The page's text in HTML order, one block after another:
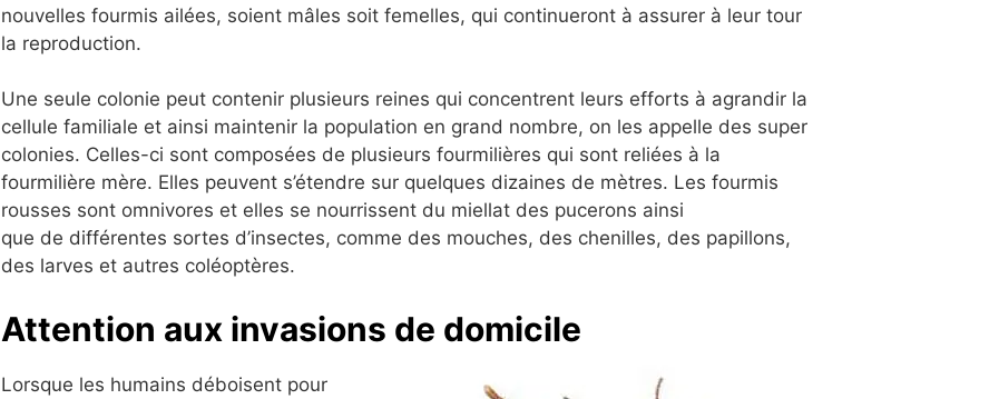
nouvelles fourmis ailées, soient mâles soit femelles, qui continueront à assurer à leur tour
la reproduction.
Une seule colonie peut contenir plusieurs reines qui concentrent leurs efforts à agrandir la
cellule familiale et ainsi maintenir la population en grand nombre, on les appelle des super
colonies. Celles-ci sont composées de plusieurs fourmilières qui sont reliées à la
fourmilière mère. Elles peuvent s’étendre sur quelques dizaines de mètres. Les fourmis
rousses sont omnivores et elles se nourrissent du miellat des pucerons ainsi
que de différentes sortes d’insectes, comme des mouches, des chenilles, des papillons,
des larves et autres coléoptères.
Attention aux invasions de domicile
Lorsque les humains déboisent pour